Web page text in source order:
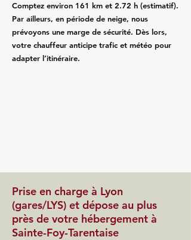
Comptez environ 161 km et 2.72 h (estimatif).
Par ailleurs, en période de neige, nous
prévoyons une marge de sécurité. Dès lors,
votre chauffeur anticipe trafic et météo pour
adapter l’itinéraire.
Prise en charge à Lyon
(gares/LYS) et dépose au plus
près de votre hébergement à
Sainte-Foy-Tarentaise